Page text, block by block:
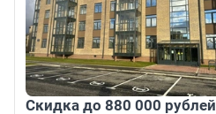
Скидка до 880 000 рублей